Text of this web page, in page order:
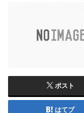
ポスト
はてブ